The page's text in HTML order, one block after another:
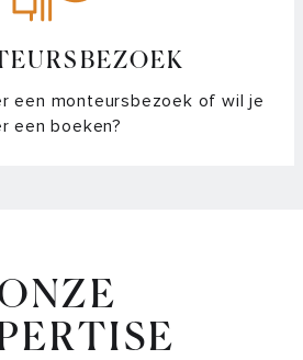
een monteursbezoek of wil je
een boeken?